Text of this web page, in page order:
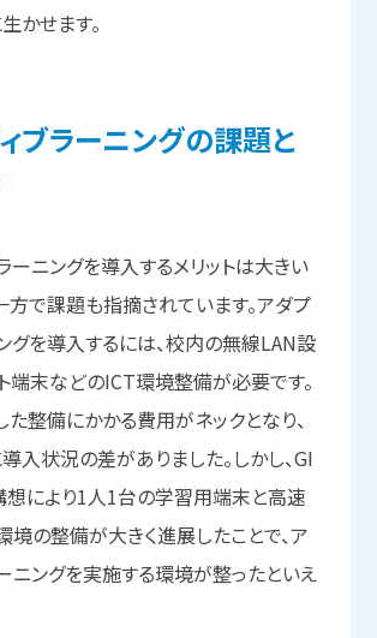
かせます。
ブラーニングの課題と
ーニングを導入するメリットは大きい
方で課題も指摘されています。アダプ
グを導入するには、校内の無線LAN設
端末などのICT環境整備が必要です。
た整備にかかる費用がネックとなり、
入状況の差がありました。しかし、GI
想により1人1台の学習用端末と高速
境の整備が大きく進展したことで、ア
ニングを実施する環境が整ったといえ